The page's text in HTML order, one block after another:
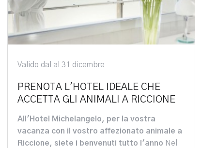
Valido dal al 31 dicembre
PRENOTA L'HOTEL IDEALE CHE
ACCETTA GLI ANIMALI A RICCIONE
All'Hotel Michelangelo, per la vostra
vacanza con il vostro affezionato animale a
Riccione, siete i benvenuti tutto l'anno Nel